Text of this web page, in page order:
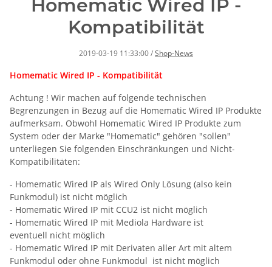
Homematic Wired IP -
Kompatibilität
2019-03-19 11:33:00/Shop-News
Homematic Wired IP - Kompatibilität
Achtung ! Wir machen auf folgende technischen
Begrenzungen in Bezug auf die Homematic Wired IP Produkte
aufmerksam. Obwohl Homematic Wired IP Produkte zum
System oder der Marke "Homematic" gehören "sollen"
unterliegen Sie folgenden Einschränkungen und Nicht-
Kompatibilitäten:
- Homematic Wired IP als Wired Only Lösung (also kein
Funkmodul) ist nicht möglich
- Homematic Wired IP mit CCU2 ist nicht möglich
- Homematic Wired IP mit Mediola Hardware ist
eventuell nicht möglich
- Homematic Wired IP mit Derivaten aller Art mit altem
Funkmodul oder ohne Funkmodul ist nicht möglich